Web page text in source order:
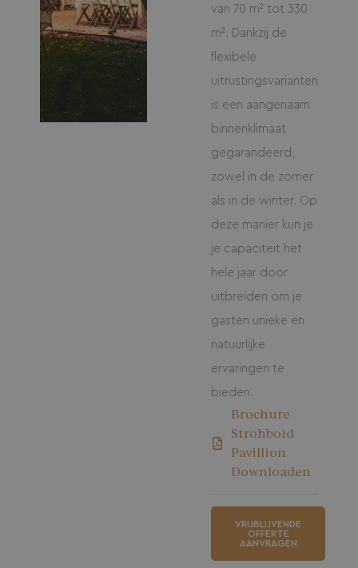
van 70 m² tot 330
m². Dankzij de
flexibele
uitrustingsvarianten
is een aangenaam
binnenklimaat
gegarandeerd,
zowel in de zomer
als in de winter. Op
deze manier kun je
je capaciteit het
hele jaar door
uitbreiden om je
gasten unieke en
natuurlijke
ervaringen te
bieden.
Brochure
Strohboid
Pavillion
Downloaden
VRIJBLIJVENDE
OFFERTE
AANVRAGEN